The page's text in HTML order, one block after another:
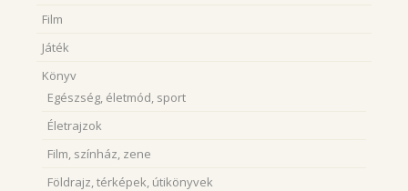
Film
Játék
Könyv
Egészség, életmód, sport
Életrajzok
Film, színház, zene
Földrajz, térképek, útikönyvek